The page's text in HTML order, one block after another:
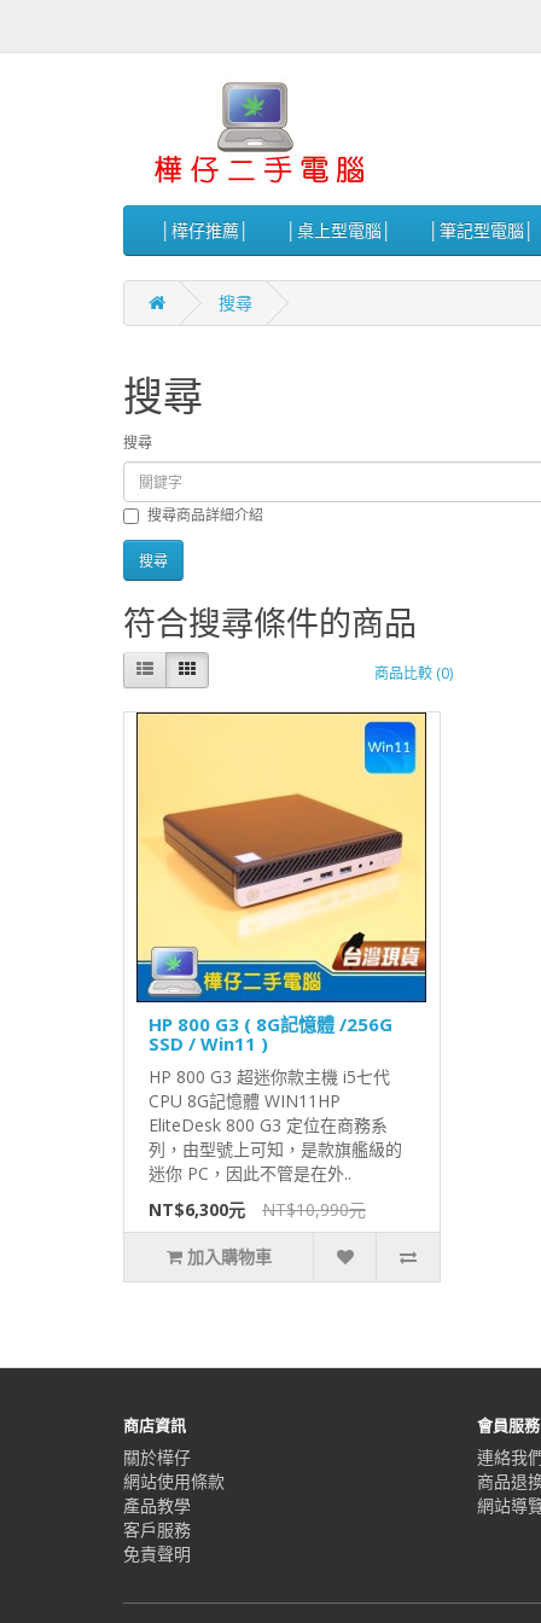
│樺仔推薦│ │桌上型電腦│ │筆記型電腦│
搜尋
搜尋
搜尋
搜尋商品詳細介紹
符合搜尋條件的商品
商品比較 (0)
HP 800 G3 ( 8G記憶體 /256G
SSD / Win11 )
HP 800 G3 超迷你款主機 i5七代
CPU 8G記憶體 WIN11HP
EliteDesk 800 G3 定位在商務系
列，由型號上可知，是款旗艦級的
迷你 PC，因此不管是在外..
NT$6,300元
NT$10,990元
加入購物車
商店資訊
關於樺仔
網站使用條款
產品教學
客戶服務
免責聲明
會員服務
連絡我
商品退
網站導